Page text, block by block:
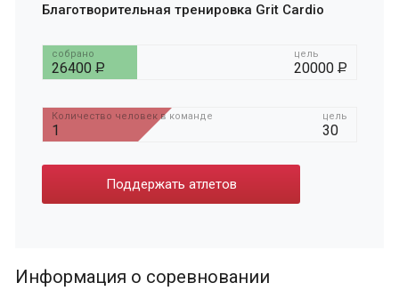
Благотворительная тренировка Grit Cardio
собрано
26400 P
цель
20000 P
Количество человек в команде
1
цель
30
Поддержать атлетов
Информация о соревновании